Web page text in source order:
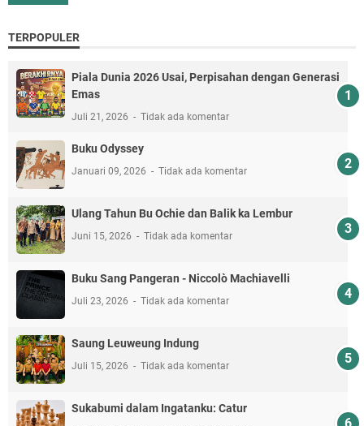
TERPOPULER
Piala Dunia 2026 Usai, Perpisahan dengan Generasi
Emas
Juli 21, 2026 Tidak ada komentar
Buku Odyssey
Januari 09, 2026 Tidak ada komentar
Ulang Tahun Bu Ochie dan Balik ka Lembur
Juni 15, 2026 Tidak ada komentar
Buku Sang Pangeran - Niccolò Machiavelli
Juli 23, 2026 Tidak ada komentar
Saung Leuweung Indung
Juli 15, 2026 Tidak ada komentar
Sukabumi dalam Ingatanku: Catur